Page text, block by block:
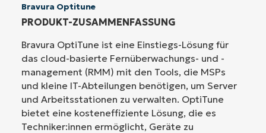
Bravura Optitune
PRODUKT-ZUSAMMENFASSUNG
Bravura OptiTune ist eine Einstiegs-Lösung für
das cloud-basierte Fernüberwachungs- und -
management (RMM) mit den Tools, die MSPs
und kleine IT-Abteilungen benötigen, um Server
und Arbeitsstationen zu verwalten. OptiTune
bietet eine kosteneffiziente Lösung, die es
Techniker:innen ermöglicht, Geräte zu